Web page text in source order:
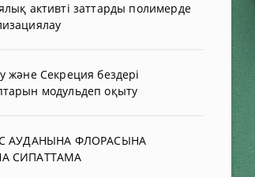
активті заттарды полимерде
және Секреция бездері
модульдеп оқыту
АУДАНЫНА ФЛОРАСЫНА
СИПАТТАМА